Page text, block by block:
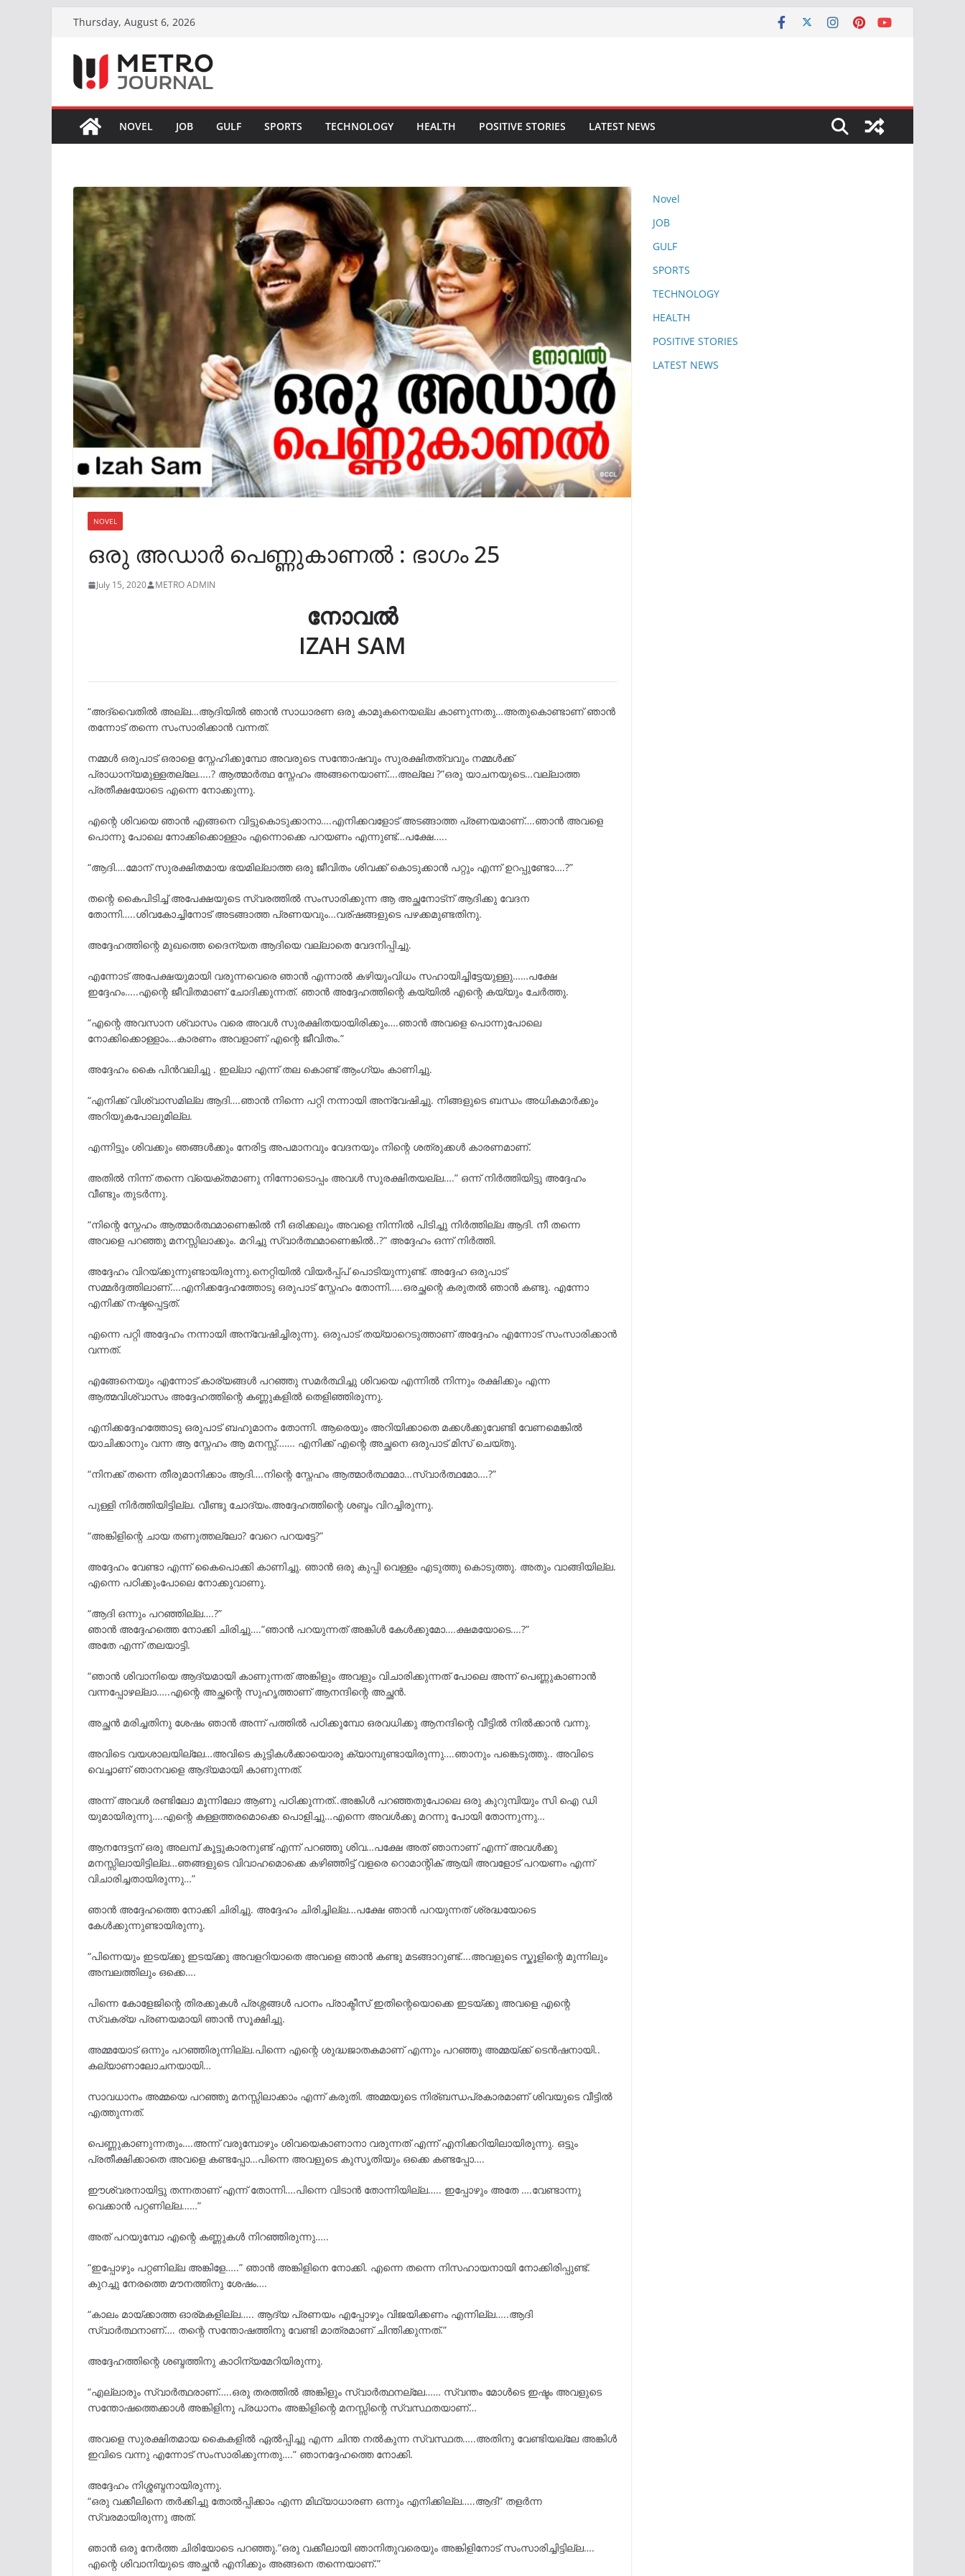
content
Thursday, August 6, 2026
NOVEL JOB GULF SPORTS TECHNOLOGY HEALTH POSITIVE STORIES LATEST NEWS
NOVEL
ഒരു അഡാർ പെണ്ണുകാണൽ : ഭാഗം 25
July 15, 2020 METRO ADMIN
നോവൽ
IZAH SAM
“അദ്വൈതിൽ അല്ല…ആദിയിൽ ഞാൻ സാധാരണ ഒരു കാമുകനെയല്ല കാണുന്നതു…അതുകൊണ്ടാണ് ഞാൻ
തന്നോട് തന്നെ സംസാരിക്കാൻ വന്നത്.
നമ്മൾ ഒരുപാട് ഒരാളെ സ്നേഹിക്കുമ്പോ അവരുടെ സന്തോഷവും സുരക്ഷിതത്വവും നമ്മൾക്ക്
പ്രാധാന്യമുള്ളതല്ലേ…..? ആത്മാർത്ഥ സ്നേഹം അങ്ങനെയാണ്….അല്ലേ ?”ഒരു യാചനയുടെ…വല്ലാത്ത
പ്രതീക്ഷയോടെ എന്നെ നോക്കുന്നു.
എന്റെ ശിവയെ ഞാൻ എങ്ങനെ വിട്ടുകൊടുക്കാനാ….എനിക്കവളോട് അടങ്ങാത്ത പ്രണയമാണ്….ഞാൻ അവളെ
പൊന്നു പോലെ നോക്കിക്കൊള്ളാം എന്നൊക്കെ പറയണം എന്നുണ്ട്…പക്ഷേ…..
“ആദി….മോന് സുരക്ഷിതമായ ഭയമില്ലാത്ത ഒരു ജീവിതം ശിവക്ക് കൊടുക്കാൻ പറ്റും എന്ന് ഉറപ്പുണ്ടോ….?”
തന്റെ കൈപിടിച്ച് അപേക്ഷയുടെ സ്വരത്തിൽ സംസാരിക്കുന്ന ആ അച്ഛനോട്ന് ആദിക്കു വേദന
തോന്നി…..ശിവകോച്ചിനോട് അടങ്ങാത്ത പ്രണയവും…വര്ഷങ്ങളുടെ പഴക്കമുണ്ടതിനു.
അദ്ദേഹത്തിന്റെ മുഖത്തെ ദൈന്യത ആദിയെ വല്ലാതെ വേദനിപ്പിച്ചു.
എന്നോട് അപേക്ഷയുമായി വരുന്നവെരെ ഞാൻ എന്നാൽ കഴിയുംവിധം സഹായിച്ചിട്ടേയുള്ളു……പക്ഷേ
ഇദ്ദേഹം…..എന്റെ ജീവിതമാണ് ചോദിക്കുന്നത്. ഞാൻ അദ്ദേഹത്തിന്റെ കയ്യിൽ എന്റെ കയ്യും ചേർത്തു.
“എന്റെ അവസാന ശ്വാസം വരെ അവൾ സുരക്ഷിതയായിരിക്കും….ഞാൻ അവളെ പൊന്നുപോലെ
നോക്കിക്കൊള്ളാം…കാരണം അവളാണ് എന്റെ ജീവിതം.”
അദ്ദേഹം കൈ പിൻവലിച്ചു . ഇല്ലാ എന്ന് തല കൊണ്ട് ആംഗ്യം കാണിച്ചു.
“എനിക്ക് വിശ്വാസമില്ല ആദി….ഞാൻ നിന്നെ പറ്റി നന്നായി അന്വേഷിച്ചു. നിങ്ങളുടെ ബന്ധം അധികമാർക്കും
അറിയുകപോലുമില്ല.
എന്നിട്ടും ശിവക്കും ഞങ്ങൾക്കും നേരിട്ട അപമാനവും വേദനയും നിന്റെ ശത്രുക്കൾ കാരണമാണ്.
അതിൽ നിന്ന് തന്നെ വ്യെക്തമാണു നിന്നോടൊപ്പം അവൾ സുരക്ഷിതയല്ല….” ഒന്ന് നിർത്തിയിട്ടു അദ്ദേഹം
വീണ്ടും തുടർന്നു.
“നിന്റെ സ്നേഹം ആത്മാർത്ഥമാണെങ്കിൽ നീ ഒരിക്കലും അവളെ നിന്നിൽ പിടിച്ചു നിർത്തില്ല ആദി. നീ തന്നെ
അവളെ പറഞ്ഞു മനസ്സിലാക്കും. മറിച്ചു സ്വാർത്ഥമാണെങ്കിൽ..?” അദ്ദേഹം ഒന്ന് നിർത്തി.
അദ്ദേഹം വിറയ്ക്കുന്നുണ്ടായിരുന്നു.നെറ്റിയിൽ വിയർപ്പ്പ് പൊടിയുന്നുണ്ട്. അദ്ദേഹ ഒരുപാട്
സമ്മർദ്ദത്തിലാണ്….എനിക്കദ്ദേഹത്തോടു ഒരുപാട് സ്നേഹം തോന്നി…..ഒരച്ഛന്റെ കരുതൽ ഞാൻ കണ്ടു. എന്നോ
എനിക്ക് നഷ്ടപ്പെട്ടത്.
എന്നെ പറ്റി അദ്ദേഹം നന്നായി അന്വേഷിച്ചിരുന്നു. ഒരുപാട് തയ്യാറെടുത്താണ് അദ്ദേഹം എന്നോട് സംസാരിക്കാൻ
വന്നത്.
എങ്ങേനെയും എന്നോട് കാര്യങ്ങൾ പറഞ്ഞു സമർത്ഥിച്ചു ശിവയെ എന്നിൽ നിന്നും രക്ഷിക്കും എന്ന
ആത്മവിശ്വാസം അദ്ദേഹത്തിന്റെ കണ്ണുകളിൽ തെളിഞ്ഞിരുന്നു.
എനിക്കദ്ദേഹത്തോടു ഒരുപാട് ബഹുമാനം തോന്നി. ആരെയും അറിയിക്കാതെ മക്കൾക്കുവേണ്ടി വേണമെങ്കിൽ
യാചിക്കാനും വന്ന ആ സ്നേഹം ആ മനസ്സ്……. എനിക്ക് എന്റെ അച്ഛനെ ഒരുപാട് മിസ് ചെയ്തു.
“നിനക്ക് തന്നെ തീരുമാനിക്കാം ആദി….നിന്റെ സ്നേഹം ആത്മാർത്ഥമോ…സ്വാർത്ഥമോ….?”
പുള്ളി നിർത്തിയിട്ടില്ല. വീണ്ടു ചോദ്യം.അദ്ദേഹത്തിന്റെ ശബ്ദം വിറച്ചിരുന്നു.
“അങ്കിളിന്റെ ചായ തണുത്തല്ലോ? വേറെ പറയട്ടേ?”
അദ്ദേഹം വേണ്ടാ എന്ന് കൈപൊക്കി കാണിച്ചു. ഞാൻ ഒരു കുപ്പി വെള്ളം എടുത്തു കൊടുത്തു. അതും വാങ്ങിയില്ല.
എന്നെ പഠിക്കുംപോലെ നോക്കുവാണു.
“ആദി ഒന്നും പറഞ്ഞില്ല….?”
ഞാൻ അദ്ദേഹത്തെ നോക്കി ചിരിച്ചു….”ഞാൻ പറയുന്നത് അങ്കിൾ കേൾക്കുമോ….ക്ഷമയോടെ….?”
അതേ എന്ന് തലയാട്ടി.
“ഞാൻ ശിവാനിയെ ആദ്യമായി കാണുന്നത് അങ്കിളും അവളും വിചാരിക്കുന്നത് പോലെ അന്ന് പെണ്ണുകാണാൻ
വന്നപ്പോഴല്ലാ…..എന്റെ അച്ഛന്റെ സുഹൃത്താണ് ആനന്ദിന്റെ അച്ഛൻ.
അച്ഛൻ മരിച്ചതിനു ശേഷം ഞാൻ അന്ന് പത്തിൽ പഠിക്കുമ്പോ ഒരവധിക്കു ആനന്ദിന്റെ വീട്ടിൽ നിൽക്കാൻ വന്നു.
അവിടെ വയശാലയില്ലേ…അവിടെ കുട്ടികൾക്കായൊരു ക്യാമ്പുണ്ടായിരുന്നു….ഞാനും പങ്കെടുത്തു.. അവിടെ
വെച്ചാണ് ഞാനവളെ ആദ്യമായി കാണുന്നത്.
അന്ന് അവൾ രണ്ടിലോ മൂന്നിലോ ആണു പഠിക്കുന്നത്..അങ്കിൾ പറഞ്ഞതുപോലെ ഒരു കുറുമ്പിയും സി ഐ ഡി
യുമായിരുന്നു….എന്റെ കള്ളത്തരമൊക്കെ പൊളിച്ചു…എന്നെ അവൾക്കു മറന്നു പോയി തോന്നുന്നു…
ആനന്ദേട്ടന് ഒരു അലമ്പ് കൂട്ടുകാരനുണ്ട് എന്ന് പറഞ്ഞു ശിവ…പക്ഷേ അത് ഞാനാണ് എന്ന് അവൾക്കു
മനസ്സിലായിട്ടില്ല…ഞങ്ങളുടെ വിവാഹമൊക്കെ കഴിഞ്ഞിട്ട് വളരെ റൊമാന്റിക് ആയി അവളോട്‌ പറയണം എന്ന്
വിചാരിച്ചതായിരുന്നു…”
ഞാൻ അദ്ദേഹത്തെ നോക്കി ചിരിച്ചു. അദ്ദേഹം ചിരിച്ചില്ല…പക്ഷേ ഞാൻ പറയുന്നത് ശ്രദ്ധയോടെ
കേൾക്കുന്നുണ്ടായിരുന്നു.
“പിന്നെയും ഇടയ്ക്കു ഇടയ്ക്കു അവളറിയാതെ അവളെ ഞാൻ കണ്ടു മടങ്ങാറുണ്ട്….അവളുടെ സ്കൂളിന്റെ മുന്നിലും
അമ്പലത്തിലും ഒക്കെ….
പിന്നെ കോളേജിന്റെ തിരക്കുകൾ പ്രശ്നങ്ങൾ പഠനം പ്രാക്ടീസ് ഇതിന്റെയൊക്കെ ഇടയ്ക്കു അവളെ എന്റെ
സ്വകര്യ പ്രണയമായി ഞാൻ സൂക്ഷിച്ചു.
അമ്മയോട് ഒന്നും പറഞ്ഞിരുന്നില്ല.പിന്നെ എന്റെ ശുദ്ധജാതകമാണ് എന്നും പറഞ്ഞു അമ്മയ്ക്ക് ടെൻഷനായി..
കല്യാണാലോചനയായി…
സാവധാനം അമ്മയെ പറഞ്ഞു മനസ്സിലാക്കാം എന്ന് കരുതി. അമ്മയുടെ നിര്ബന്ധപ്രകാരമാണ് ശിവയുടെ വീട്ടിൽ
എത്തുന്നത്.
പെണ്ണുകാണുന്നതും….അന്ന് വരുമ്പോഴും ശിവയെകാണാനാ വരുന്നത് എന്ന് എനിക്കറിയിലായിരുന്നു. ഒട്ടും
പ്രതീക്ഷിക്കാതെ അവളെ കണ്ടപ്പോ…പിന്നെ അവളുടെ കുസൃതിയും ഒക്കെ കണ്ടപ്പോ….
ഈശ്വരനായിട്ടു തന്നതാണ് എന്ന് തോന്നി….പിന്നെ വിടാൻ തോന്നിയില്ല….. ഇപ്പോഴും അതേ ….വേണ്ടാന്നു
വെക്കാൻ പറ്റണില്ല……”
അത് പറയുമ്പോ എന്റെ കണ്ണുകൾ നിറഞ്ഞിരുന്നു…..
“ഇപ്പോഴും പറ്റണില്ല അങ്കിളേ…..” ഞാൻ അങ്കിളിനെ നോക്കി. എന്നെ തന്നെ നിസഹായനായി നോക്കിരിപ്പുണ്ട്.
കുറച്ചു നേരത്തെ മൗനത്തിനു ശേഷം….
“കാലം മായ്ക്കാത്ത ഓര്മകളില്ല….. ആദ്യ പ്രണയം എപ്പോഴും വിജയിക്കണം എന്നില്ല…..ആദി
സ്വാർത്ഥനാണ്…. തന്റെ സന്തോഷത്തിനു വേണ്ടി മാത്രമാണ് ചിന്തിക്കുന്നത്.”
അദ്ദേഹത്തിന്റെ ശബ്ദത്തിനു കാഠിന്യമേറിയിരുന്നു.
“എല്ലാരും സ്വാർത്ഥരാണ്…..ഒരു തരത്തിൽ അങ്കിളും സ്വാർത്ഥനല്ലേ…… സ്വന്തം മോൾടെ ഇഷ്ടം അവളുടെ
സന്തോഷത്തെക്കാൾ അങ്കിളിനു പ്രധാനം അങ്കിളിന്റെ മനസ്സിന്റെ സ്വസ്ഥതയാണ്…
അവളെ സുരക്ഷിതമായ കൈകളിൽ ഏൽപ്പിച്ചു എന്ന ചിന്ത നൽകുന്ന സ്വസ്ഥത…..അതിനു വേണ്ടിയല്ലേ അങ്കിൾ
ഇവിടെ വന്നു എന്നോട് സംസാരിക്കുന്നതു….” ഞാനദ്ദേഹത്തെ നോക്കി.
അദ്ദേഹം നിശ്ശബ്ദനായിരുന്നു.
“ഒരു വക്കീലിനെ തർക്കിച്ചു തോൽപ്പിക്കാം എന്ന മിഥ്യാധാരണ ഒന്നും എനിക്കില്ല…..ആദി” തളർന്ന
സ്വരമായിരുന്നു അത്.
ഞാൻ ഒരു നേർത്ത ചിരിയോടെ പറഞ്ഞു.”ഒരു വക്കീലായി ഞാനിതുവരെയും അങ്കിളിനോട് സംസാരിച്ചിട്ടില്ല….
എന്റെ ശിവാനിയുടെ അച്ഛൻ എനിക്കും അങ്ങനെ തന്നെയാണ്.”
Novel
JOB
GULF
SPORTS
TECHNOLOGY
HEALTH
POSITIVE STORIES
LATEST NEWS